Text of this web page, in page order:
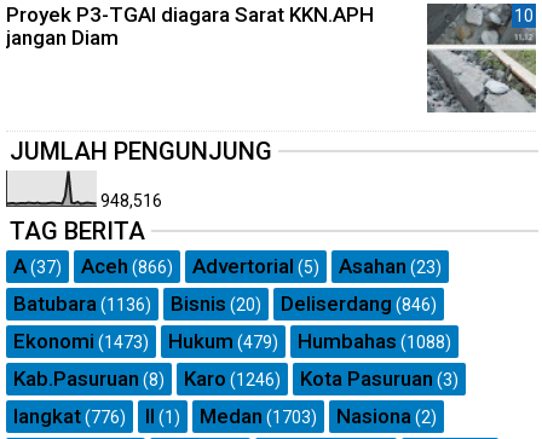
Proyek P3-TGAI diagara Sarat KKN.APH
jangan Diam
JUMLAH PENGUNJUNG
948,516
TAG BERITA
A(37) Aceh (866) Advertorial (5) Asahan (23)
Batubara (1136) Bisnis (20) Deliserdang (846)
Ekonomi (1473) Hukum (479) Humbahas (1088)
Kab.Pasuruan (8) Karo (1246) Kota Pasuruan (3)
langkat(776) ll (1) Medan (1703) Nasiona (2)